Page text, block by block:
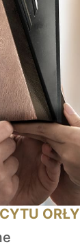
ORŁY